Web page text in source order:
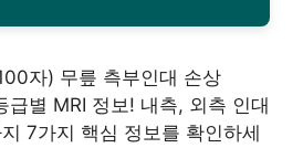
자) 무릎 측부인대 손상
별 MRI 정보! 내측, 외측 인대
7가지 핵심 정보를 확인하세